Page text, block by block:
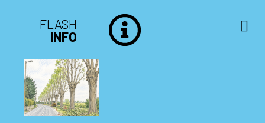
FLASH
INFO